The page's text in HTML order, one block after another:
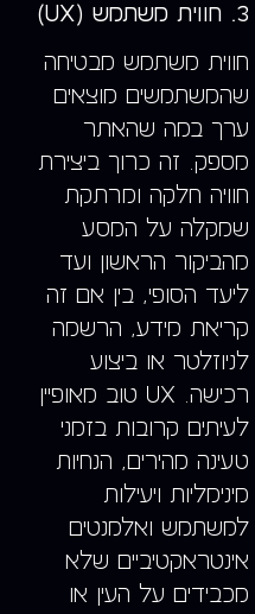
3. חווית משתמש (UX)
חווית משתמש מבטיחה
שהמשתמשים מוצאים
ערך במה שהאתר
מספק. זה כרוך ביצירת
חוויה חלקה ומרתקת
שמקלה על המסע
מהביקור הראשון ועד
ליעד הסופי, בין אם זה
קריאת מידע, הרשמה
לניוזלטר או ביצוע
רכישה. UX טוב מאופיין
לעיתים קרובות בזמני
טעינה מהירים, הנחיות
מינימליות ויעילות
למשתמש ואלמנטים
אינטראקטיביים שלא
מכבידים על העין או